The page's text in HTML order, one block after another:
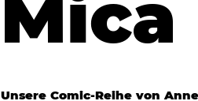
Mica
Unsere Comic-Reihe von